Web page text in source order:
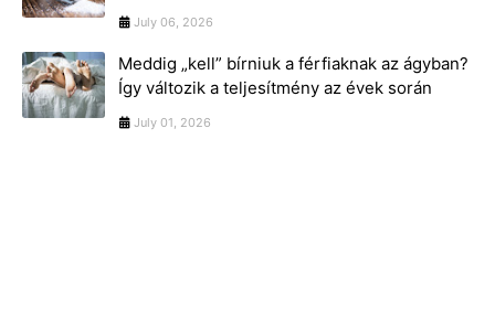
July 06, 2026
Meddig „kell” bírniuk a férfiaknak az ágyban?
Így változik a teljesítmény az évek során
July 01, 2026